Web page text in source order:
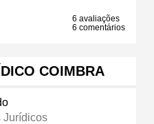
6 avaliações
6 comentários
COIMBRA
Jurídicos